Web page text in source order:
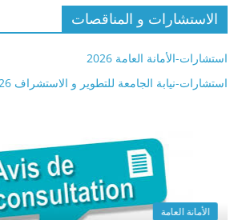
الاستشارات و المناقصات
استشارات-الأمانة العامة 2026
استشارات-نيابة الجامعة للتطوير و الاستشراف 2026
الأمانة العامة